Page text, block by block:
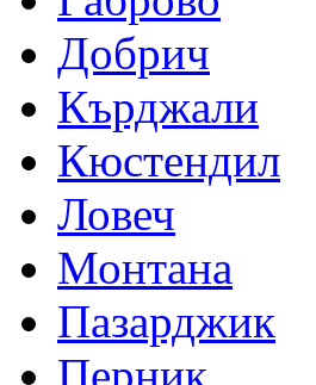
Добрич
Кърджали
Кюстендил
Ловеч
Монтана
Пазарджик
Перник